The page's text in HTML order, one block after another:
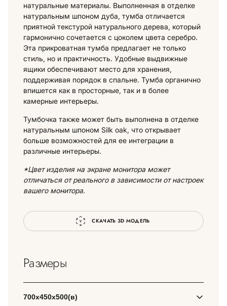
натуральные материалы. Выполненная в отделке
натуральным шпоном дуба, тумба отличается
приятной текстурой натурального дерева, который
гармонично сочетается с цоколем цвета серебро.
Эта прикроватная тумба предлагает не только
стиль, но и практичность. Удобные выдвижные
ящики обеспечивают место для хранения,
поддерживая порядок в спальне. Тумба органично
впишется как в просторные, так и в более
камерные интерьеры.
Тумбочка также может быть выполнена в отделке
натуральным шпоном Silk oak, что открывает
больше возможностей для ее интеграции в
различные интерьеры.
*Цвет изделия на экране монитора может
отличаться от реального в зависимости от настроек
вашего монитора.
СКАЧАТЬ 3D МОДЕЛЬ
Размеры
700х450х500(в)